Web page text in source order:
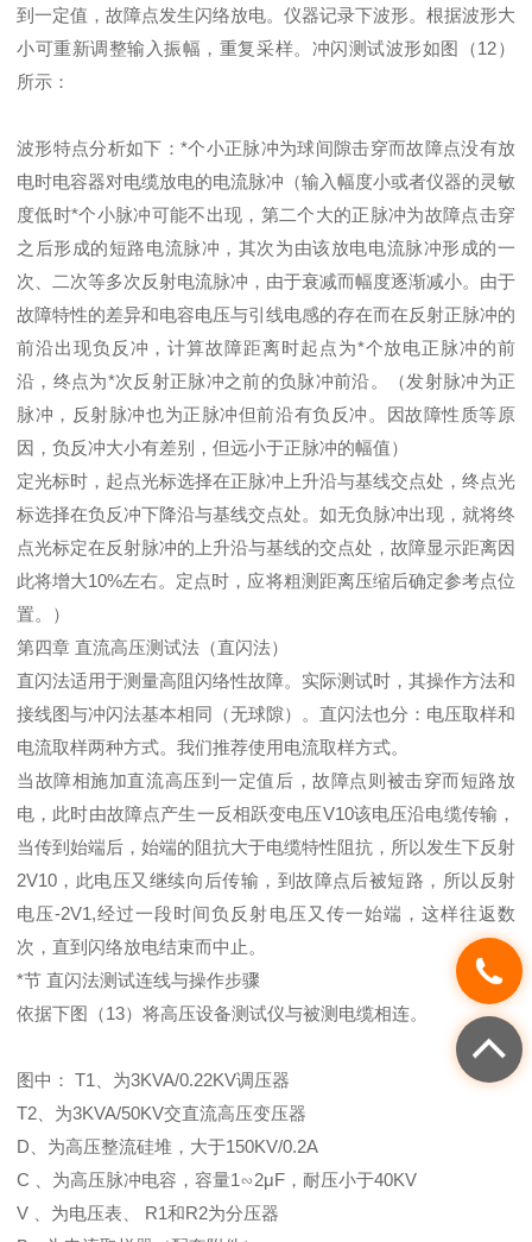
到一定值，故障点发生闪络放电。仪器记录下波形。根据波形大
小可重新调整输入振幅，重复采样。冲闪测试波形如图（12）
所示：
波形特点分析如下：*个小正脉冲为球间隙击穿而故障点没有放
电时电容器对电缆放电的电流脉冲（输入幅度小或者仪器的灵敏
度低时*个小脉冲可能不出现，第二个大的正脉冲为故障点击穿
之后形成的短路电流脉冲，其次为由该放电电流脉冲形成的一
次、二次等多次反射电流脉冲，由于衰减而幅度逐渐减小。由于
故障特性的差异和电容电压与引线电感的存在而在反射正脉冲的
前沿出现负反冲，计算故障距离时起点为*个放电正脉冲的前
沿，终点为*次反射正脉冲之前的负脉冲前沿。（发射脉冲为正
脉冲，反射脉冲也为正脉冲但前沿有负反冲。因故障性质等原
因，负反冲大小有差别，但远小于正脉冲的幅值）
定光标时，起点光标选择在正脉冲上升沿与基线交点处，终点光
标选择在负反冲下降沿与基线交点处。如无负脉冲出现，就将终
点光标定在反射脉冲的上升沿与基线的交点处，故障显示距离因
此将增大10%左右。定点时，应将粗测距离压缩后确定参考点位
置。）
第四章 直流高压测试法（直闪法）
直闪法适用于测量高阻闪络性故障。实际测试时，其操作方法和
接线图与冲闪法基本相同（无球隙）。直闪法也分：电压取样和
电流取样两种方式。我们推荐使用电流取样方式。
当故障相施加直流高压到一定值后，故障点则被击穿而短路放
电，此时由故障点产生一反相跃变电压V10该电压沿电缆传输，
当传到始端后，始端的阻抗大于电缆特性阻抗，所以发生下反射
2V10，此电压又继续向后传输，到故障点后被短路，所以反射
电压-2V1,经过一段时间负反射电压又传一始端，这样往返数
次，直到闪络放电结束而中止。
*节 直闪法测试连线与操作步骤
依据下图（13）将高压设备测试仪与被测电缆相连。
图中： T1、为3KVA/0.22KV调压器
T2、为3KVA/50KV交直流高压变压器
D、为高压整流硅堆，大于150KV/0.2A
C 、为高压脉冲电容，容量1∽2μF，耐压小于40KV
V 、为电压表、 R1和R2为分压器